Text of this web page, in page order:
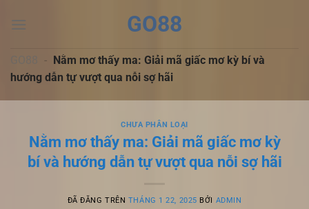
đến
GO88
- Nằm mơ thấy ma: Giải mã giấc mơ kỳ bí và
hướng dẫn tự vượt qua nỗi sợ hãi
CHƯA PHÂN LOẠI
Nằm mơ thấy ma: Giải mã giấc mơ kỳ
bí và hướng dẫn tự vượt qua nỗi sợ hãi
ĐÃ ĐĂNG TRÊN THÁNG 1 22, 2025 BỞI ADMIN